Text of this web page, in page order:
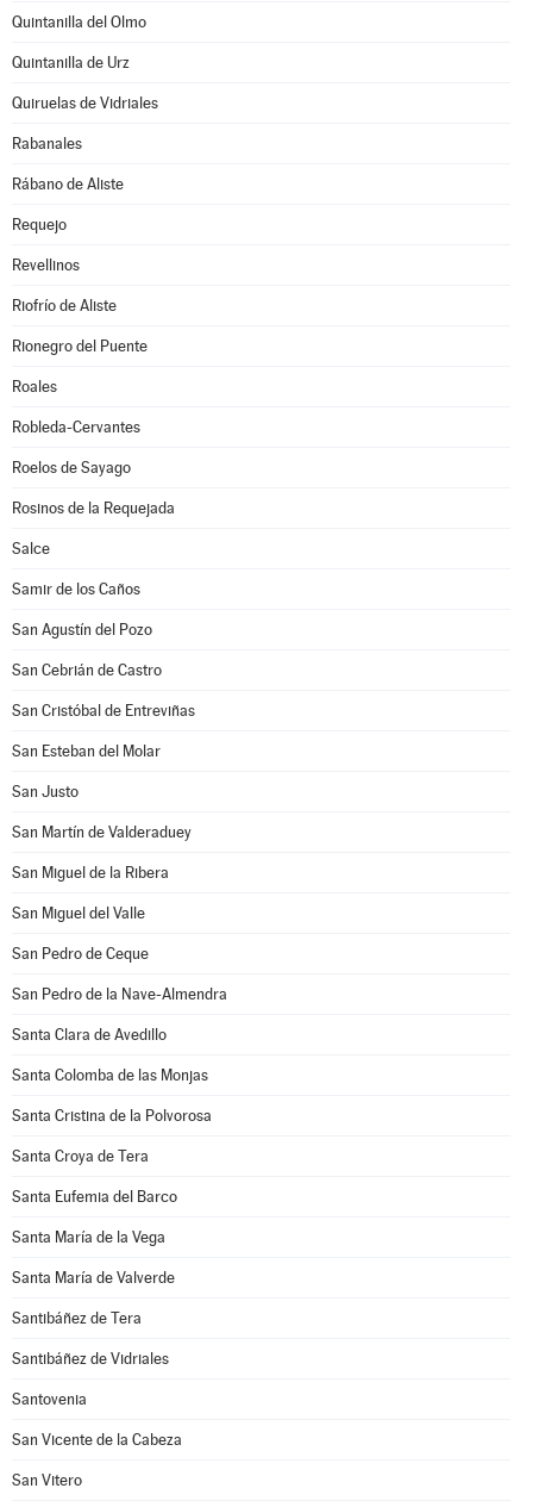
Quintanilla del Olmo
Quintanilla de Urz
Quiruelas de Vidriales
Rabanales
Rábano de Aliste
Requejo
Revellinos
Riofrío de Aliste
Rionegro del Puente
Roales
Robleda-Cervantes
Roelos de Sayago
Rosinos de la Requejada
Salce
Samir de los Caños
San Agustín del Pozo
San Cebrián de Castro
San Cristóbal de Entreviñas
San Esteban del Molar
San Justo
San Martín de Valderaduey
San Miguel de la Ribera
San Miguel del Valle
San Pedro de Ceque
San Pedro de la Nave-Almendra
Santa Clara de Avedillo
Santa Colomba de las Monjas
Santa Cristina de la Polvorosa
Santa Croya de Tera
Santa Eufemia del Barco
Santa María de la Vega
Santa María de Valverde
Santibáñez de Tera
Santibáñez de Vidriales
Santovenia
San Vicente de la Cabeza
San Vitero